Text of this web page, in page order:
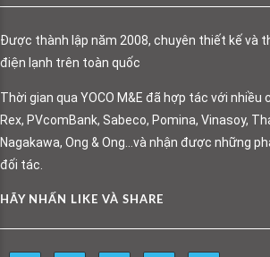
Được thành lập năm 2008, chuyên thiết kế và
điện lạnh trên toàn quốc
Thời gian qua YOCO M&E đã hợp tác với nhiều
Rex, PVcomBank, Sabeco, Pomina, Vinasoy,
Nagakawa, Ong & Ong…và nhận được những
đối tác.
HÃY NHẤN LIKE VÀ SHARE